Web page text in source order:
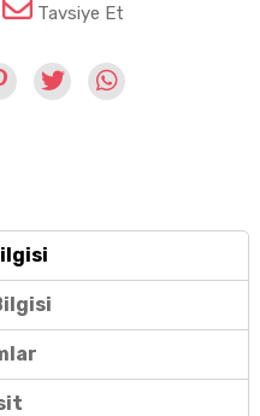
Tavsiye Et